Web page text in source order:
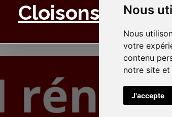
Nous
Nous
votre
contenu
notre site
J'accepte
Cloisons